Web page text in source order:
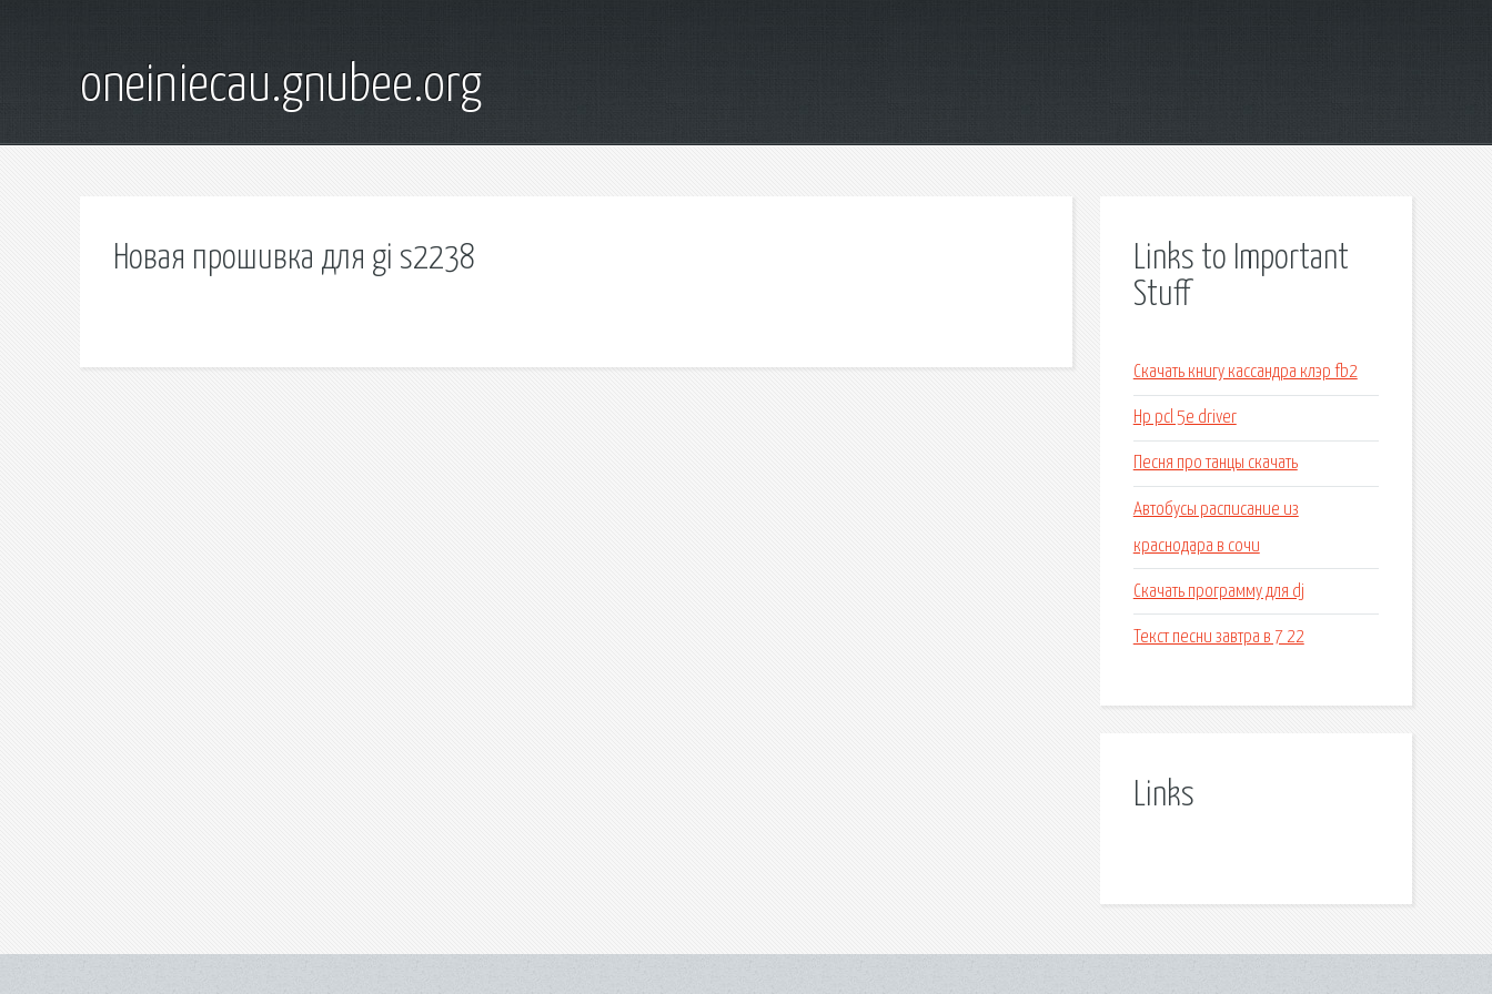
oneiniecau.gnubee.org
Новая прошивка для gi s2238
Links to Important
Stuff
Скачать книгу кассандра клэр fb2
Hp pcl 5e driver
Песня про танцы скачать
Автобусы расписание из
краснодара в сочи
Скачать программу для dj
Текст песни завтра в 7 22
Links